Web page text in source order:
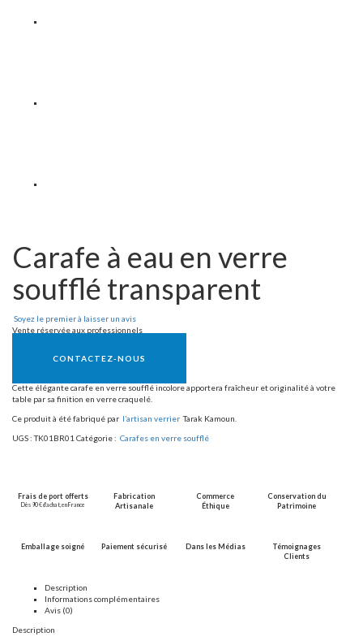
Carafe à eau en verre
soufflé transparent
Soyez le premier à laisser un avis
Vente réservée aux professionnels
CONTACTEZ-NOUS
Cette élégante carafe en verre soufflé incolore apportera fraîcheur et originalité à votre
table par sa finition en verre craquelé.
Ce produit à été fabriqué par l’artisan verrier Tarak Kamoun.
UGS :TK01BR01Catégorie : Carafes en verre soufflé
Frais de port offerts
Dès 90 € d’achat, en France
Fabrication
Artisanale
Commerce
Éthique
Conservation du
Patrimoine
Emballage soigné Paiement sécurisé Dans les Médias
Témoignages
Clients
Description
Informations complémentaires
Avis (0)
Description